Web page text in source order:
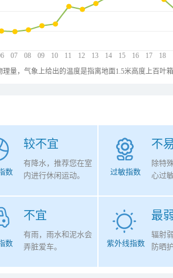
07 08 09 10 11 12 13 14 15 16 17 18
量，气象上给出的温度是指离地面1.5米高度上百叶箱
较不宜
数
有降水，推荐您在室
内进行休闲运动。
不
过敏指数
除特
心过
不宜
数
有雨，雨水和泥水会
弄脏爱车。
最
紫外线指数
辐射
防晒